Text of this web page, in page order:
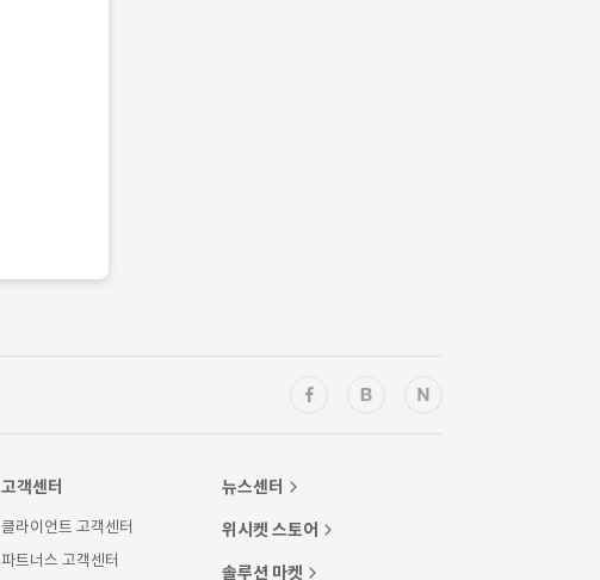
고객센터
클라이언트 고객센터
파트너스 고객센터
뉴스센터
위시켓 스토어
솔루션 마켓